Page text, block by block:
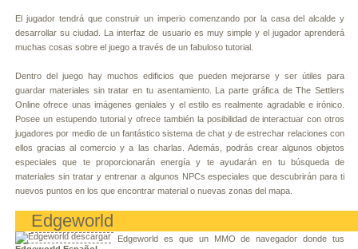
El jugador tendrá que construir un imperio comenzando por la casa del alcalde y
desarrollar su ciudad. La interfaz de usuario es muy simple y el jugador aprenderá
muchas cosas sobre el juego a través de un fabuloso tutorial.
Dentro del juego hay muchos edificios que pueden mejorarse y ser útiles para
guardar materiales sin tratar en tu asentamiento. La parte gráfica de The Settlers
Online ofrece unas imágenes geniales y el estilo es realmente agradable e irónico.
Posee un estupendo tutorial y ofrece también la posibilidad de interactuar con otros
jugadores por medio de un fantástico sistema de chat y de estrechar relaciones con
ellos gracias al comercio y a las charlas. Además, podrás crear algunos objetos
especiales que te proporcionarán energía y te ayudarán en tu búsqueda de
materiales sin tratar y entrenar a algunos NPCs especiales que descubrirán para ti
nuevos puntos en los que encontrar material o nuevas zonas del mapa.
Edgeworld
Edgeworld es que un MMO de navegador donde tus